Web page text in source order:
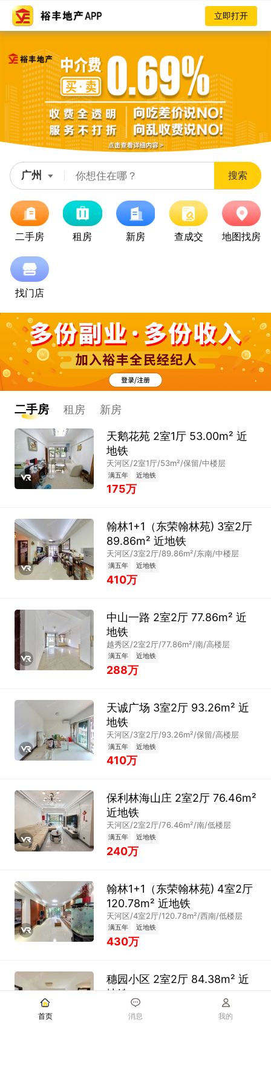
立即打开
广州 搜索
二手房 租房 新房 查成交 地图找房
找门店
二手房 租房 新房
天鹅花苑 2室1厅 53.00m² 近
地铁
天河区/2室1厅/53m²/保留/中楼层
满五年 近地铁
175万
翰林1+1（东荣翰林苑) 3室2厅
89.86m² 近地铁
天河区/3室2厅/89.86m²/东南/中楼层
满五年 近地铁
410万
中山一路 2室2厅 77.86m² 近
地铁
越秀区/2室2厅/77.86m²/南/高楼层
满五年 近地铁
288万
天诚广场 3室2厅 93.26m² 近
地铁
天河区/3室2厅/93.26m²/保留/高楼层
满五年 近地铁
410万
保利林海山庄 2室2厅 76.46m²
近地铁
天河区/2室2厅/76.46m²/南/低楼层
满五年 近地铁
240万
翰林1+1（东荣翰林苑) 4室2厅
120.78m² 近地铁
天河区/4室2厅/120.78m²/西南/低楼层
满五年 近地铁
430万
穗园小区 2室2厅 84.38m² 近
地铁
天河区/2室2厅/84.38m²/南北/低楼层
近地铁
首页 消息 我的